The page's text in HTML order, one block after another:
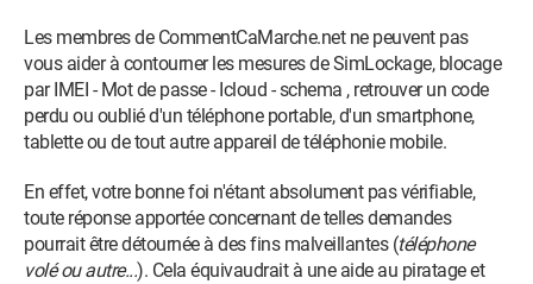
Les membres de CommentCaMarche.net ne peuvent pas
vous aider à contourner les mesures de SimLockage, blocage
par IMEI - Mot de passe - Icloud - schema , retrouver un code
perdu ou oublié d'un téléphone portable, d'un smartphone,
tablette ou de tout autre appareil de téléphonie mobile.
En effet, votre bonne foi n'étant absolument pas vérifiable,
toute réponse apportée concernant de telles demandes
pourrait être détournée à des fins malveillantes (téléphone
volé ou autre...). Cela équivaudrait à une aide au piratage et